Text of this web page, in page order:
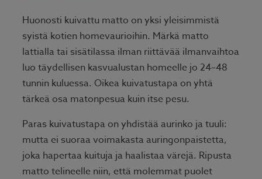
Huonosti kuivattu matto on yksi yleisimmistä
syistä kotien homevaurioihin. Märkä matto
lattialla tai sisätilassa ilman riittävää ilmanvaihtoa
luo täydellisen kasvualustan homeelle jo 24–48
tunnin kuluessa. Oikea kuivatustapa on yhtä
tärkeä osa matonpesua kuin itse pesu.
Paras kuivatustapa on yhdistää aurinko ja tuuli:
mutta ei suoraa voimakasta auringonpaistetta,
joka hapertaa kuituja ja haalistaa värejä. Ripusta
matto telineelle niin, että molemmat puolet